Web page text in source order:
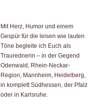
Mit Herz, Humor und einem
Gespür für die leisen wie lauten
Töne begleite ich Euch als
Traurednerin – in der Gegend
Odenwald, Rhein-Neckar-
Region, Mannheim,Heidelberg,
in komplett Südhessen, der Pfalz
oder in Karlsruhe.